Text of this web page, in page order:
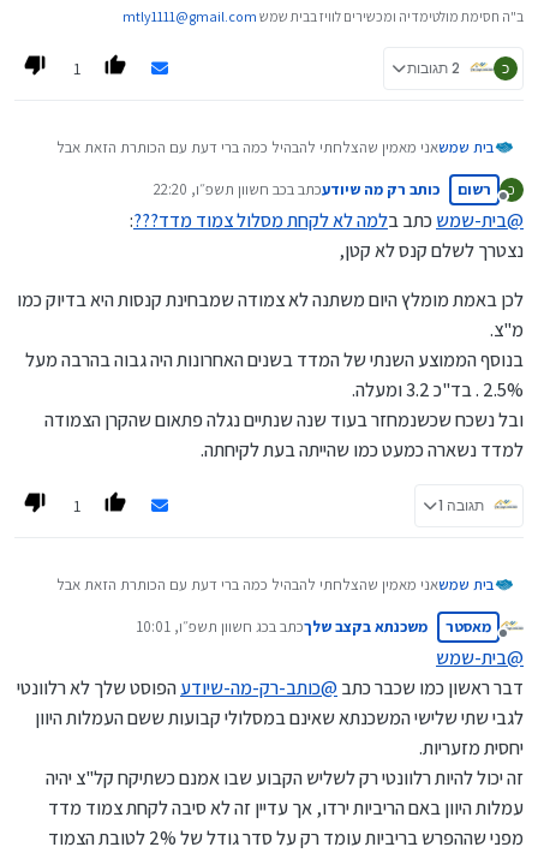
ב"ה חסימת מולטימדיה ומכשירים לוויז בבית שמש mtly1111@gmail.com
כ 2 תגובות 1
בית שמשאני מאמין שהצלחתי להבהיל כמה ברי דעת עם הכותרת הזאת אבל
הרי כיום הריביות גבוהות זה לא סוד אם ניקח מסלול לא צמוד קבוע
נקבל ריבית באזור 4.5-5 אחוז, כשנבוא למחזר בעוד נניח שנתיים
שהריביות יהיו שפויות נצטרך לשלם קנס לא קטן, אז אולי עדיף לקחת
מצטמצם כבר בריבית הנמוכה שקיבלנו ובנוסף כשנמחזר בעוד
אלפי שקלים!!!
כ
מנותק
רשום כותב רק מה שיודעכתב בכב חשוון תשפ״ו, 22:20
נערך לאחרונה על ידי
@בית-שמשכתב בלמה לא לקחת מסלול צמוד מדד???:
נצטרך לשלם קנס לא קטן,
לכן באמת מומלץ היום משתנה לא צמודה שמבחינת קנסות היא בדיוק כמו
מ"צ.
בנוסף הממוצע השנתי של המדד בשנים האחרונות היה גבוה בהרבה מעל
2.5% . בד"כ 3.2 ומעלה.
ובל נשכח שכשנמחזר בעוד שנה שנתיים נגלה פתאום שהקרן הצמודה
למדד נשארה כמעט כמו שהייתה בעת לקיחתה.
תגובה 1 1
בית שמשאני מאמין שהצלחתי להבהיל כמה ברי דעת עם הכותרת הזאת אבל
הרי כיום הריביות גבוהות זה לא סוד אם ניקח מסלול לא צמוד קבוע
שהריביות יהיו שפויות נצטרך לשלם קנס לא קטן, אז אולי עדיף לקחת
צמוד מדד ולקבל ריבית בסביבות ה2.5 מקסימום 3 אחוז, נכון שנפסיד
את המדד אבל אם הממוצע שבשנה המדד עולה ב2.5 אחוז אז זה
מצטמצם כבר בריבית הנמוכה שקיבלנו ובנוסף כשנמחזר בעוד
שנה-שנתיים (ואז כבר לא נצמיד למדד) נחסוך קנסות בסך עשרות
אלפי שקלים!!!
אשמח לשמוע את דעתכם בנושא
מנותק
מאסטר משכנתא בקצב שלךכתב בכג חשוון תשפ״ו, 10:01
נערך לאחרונה על ידי
@בית-שמש
דבר ראשון כמו שכבר כתב@כותב-רק-מה-שיודעהפוסט שלך לא רלוונטי
לגבי שתי שלישי המשכנתא שאינם במסלולי קבועות ששם העמלות היוון
יחסית מזעריות.
זה יכול להיות רלוונטי רק לשליש הקבוע שבו אמנם כשתיקח קל"צ יהיה
עמלות היוון באם הריביות ירדו, אך עדיין זה לא סיבה לקחת צמוד מדד
מפני שההפרש בריביות עומד רק על סדר גודל של 2% לטובת הצמוד